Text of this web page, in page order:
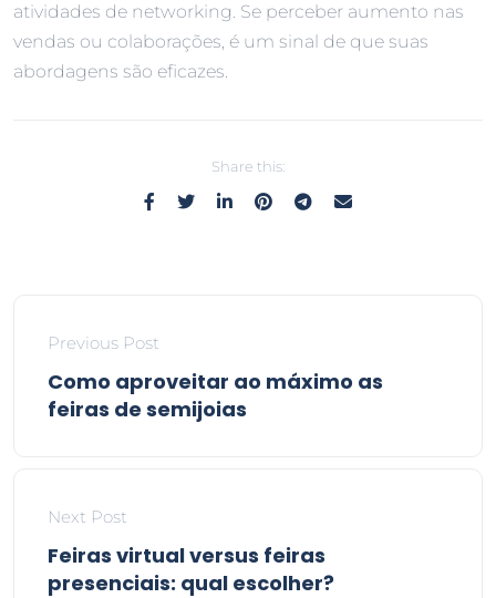
atividades de networking. Se perceber aumento nas
vendas ou colaborações, é um sinal de que suas
abordagens são eficazes.
Share this:
Previous Post
Como aproveitar ao máximo as
feiras de semijoias
Next Post
Feiras virtual versus feiras
presenciais: qual escolher?